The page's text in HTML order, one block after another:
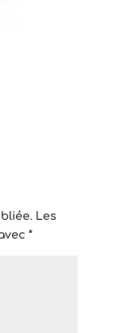
Les
*